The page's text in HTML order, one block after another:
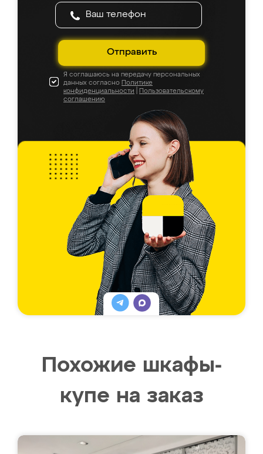
Отправить
Я соглашаюсь на передачу персональных
данных согласно Политике
конфиденциальности
Пользовательскому
соглашению
Похожие шкафы-
купе на заказ